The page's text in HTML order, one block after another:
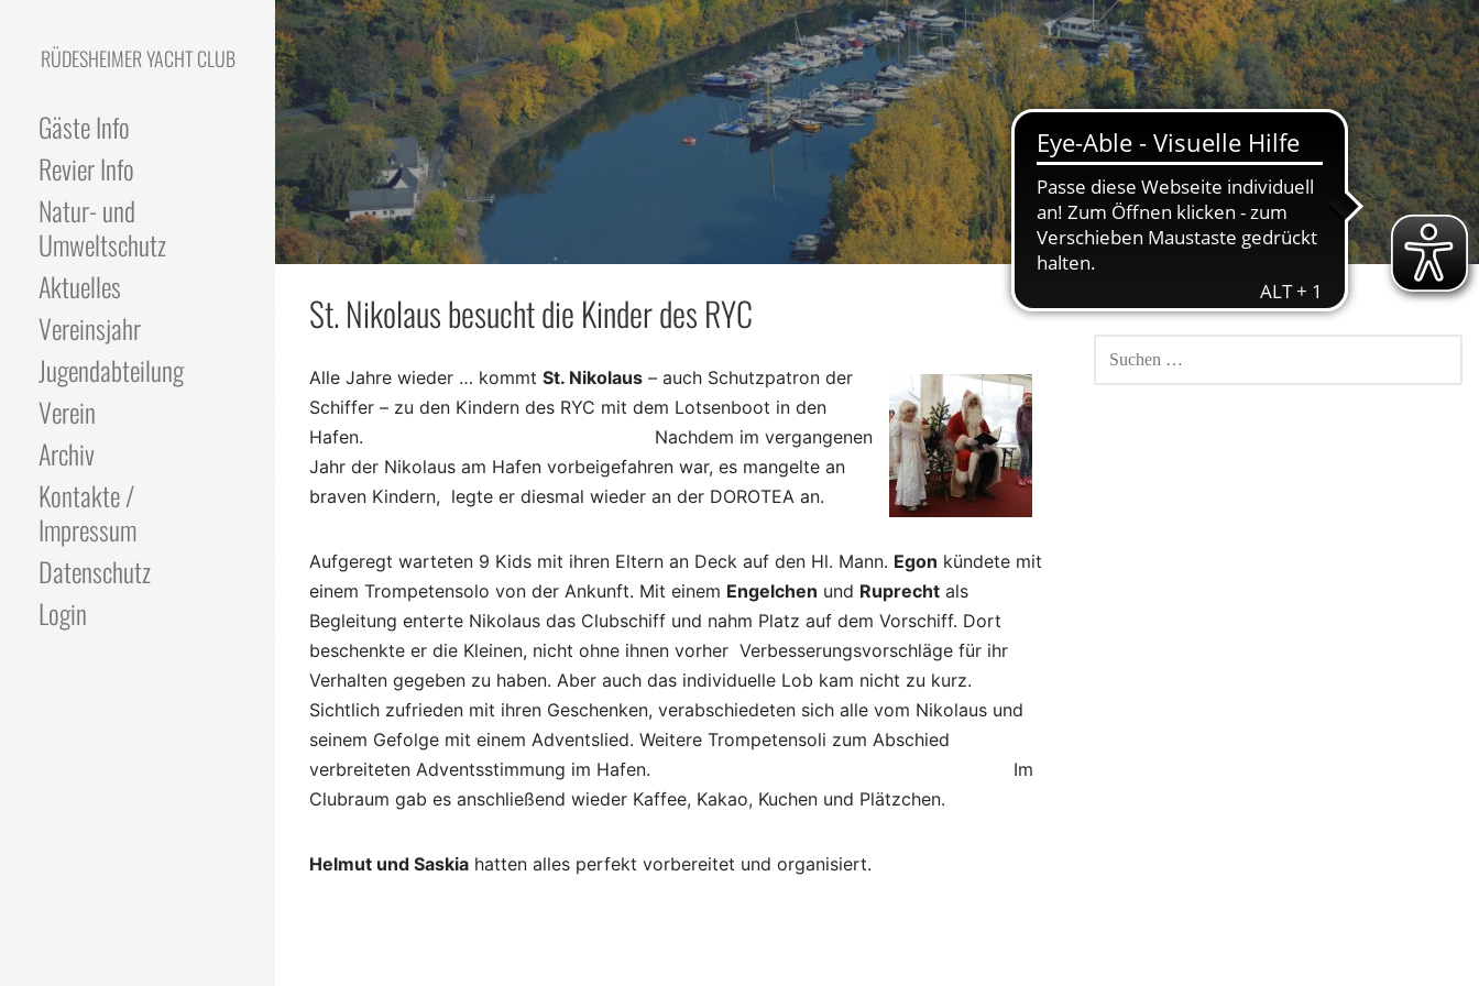
Skip
to
content
RÜDESHEIMER YACHT CLUB
Gäste Info
Revier Info
Natur- und
Umweltschutz
Aktuelles
Vereinsjahr
Jugendabteilung
Verein
Archiv
Kontakte /
Impressum
Datenschutz
Login
St. Nikolaus besucht die Kinder des RYC
Alle Jahre wieder … kommt St. Nikolaus – auch Schutzpatron der
Schiffer – zu den Kindern des RYC mit dem Lotsenboot in den
Hafen. Nachdem im vergangenen
Jahr der Nikolaus am Hafen vorbeigefahren war, es mangelte an
braven Kindern, legte er diesmal wieder an der DOROTEA an.
Aufgeregt warteten 9 Kids mit ihren Eltern an Deck auf den Hl. Mann. Egon kündete mit
einem Trompetensolo von der Ankunft. Mit einem Engelchen und Ruprecht als
Begleitung enterte Nikolaus das Clubschiff und nahm Platz auf dem Vorschiff. Dort
beschenkte er die Kleinen, nicht ohne ihnen vorher Verbesserungsvorschläge für ihr
Verhalten gegeben zu haben. Aber auch das individuelle Lob kam nicht zu kurz.
Sichtlich zufrieden mit ihren Geschenken, verabschiedeten sich alle vom Nikolaus und
seinem Gefolge mit einem Adventslied. Weitere Trompetensoli zum Abschied
verbreiteten Adventsstimmung im Hafen. Im
Clubraum gab es anschließend wieder Kaffee, Kakao, Kuchen und Plätzchen.
Helmut und Saskia hatten alles perfekt vorbereitet und organisiert.
SUCHEN
NACH: